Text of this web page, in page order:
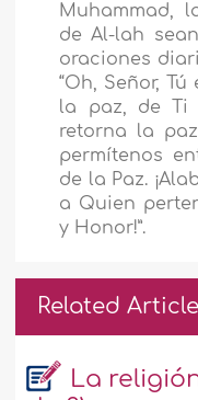
Muhammad,
de Al-lah
oraciones
“Oh, Señor,
la paz, de Ti
retorna la
permítenos
de la Paz.
a Quien
y Honor!”.
Related
La